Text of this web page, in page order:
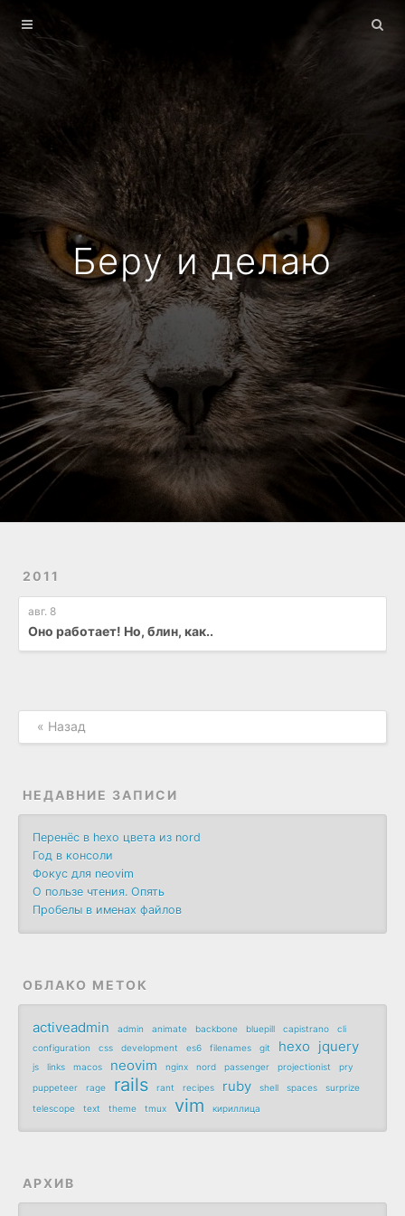
Беру и делаю
2011
авг. 8
Оно работает! Но, блин, как..
« Назад
НЕДАВНИЕ ЗАПИСИ
Перенёс в hexo цвета из nord
Год в консоли
Фокус для neovim
О пользе чтения. Опять
Пробелы в именах файлов
ОБЛАКО МЕТОК
activeadmin admin animate backbone bluepill capistrano
cli
configuration
css development es6 filenames git hexo jquery
js links macos neovim nginx nord passenger projectionist
pry
puppeteer
rage rails rant recipes ruby shell spaces
surprize
telescope
text theme tmux vim кириллица
АРХИВ
Главная
Архив